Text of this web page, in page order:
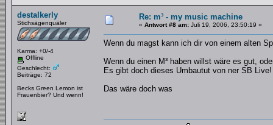
destalkerly
Stichsägenquäler
Karma: +0/-4
Offline
Geschlecht:
Beiträge: 72
Becks Green Lemon ist
Frauenbier? Und wenn!
Re: m³ - my music machine
« Antwort #8 am: Juli 19, 2006, 23:50:19 »
Wenn du magst kann ich dir von einem alten
Wenn du einen M³ haben willst wäre es gut,
Es gibt doch dieses Umbautut von ner SB
Das wäre doch was